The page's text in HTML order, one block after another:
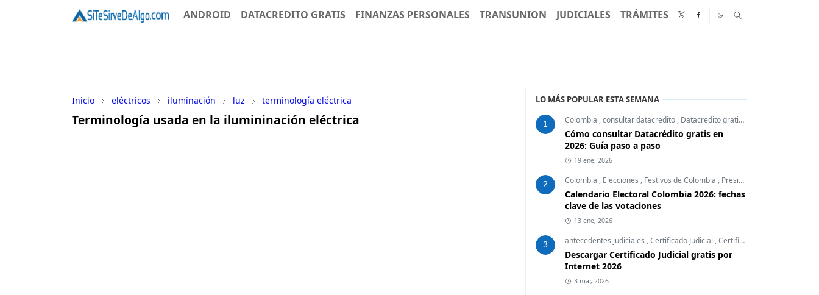
ANDROID DATACREDITO GRATIS FINANZAS PERSONALES TRANSUNION JUDICIALES TRÁMITES
Inicio eléctricos iluminación luz terminología eléctrica
Terminología usada en la ilumininación eléctrica
LO MÁS POPULAR ESTA SEMANA
1 Colombia ,consultar datacredito , Datacredito gratis
Cómo consultar Datacrédito gratis en
2026: Guía paso a paso
19 ene, 2026
2 Colombia , Elecciones , Festivos de Colombia , Presidente
Calendario Electoral Colombia 2026: fechas
clave de las votaciones
13 ene, 2026
3 antecedentes judiciales ,Certificado Judicial ,Certificados Colombia
Descargar Certificado Judicial gratis por
Internet 2026
3 mar, 2026